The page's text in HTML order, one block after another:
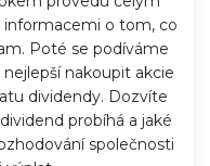
o tom, co
Poté se podíváme
nakoupit akcie
dividendy. Dozvíte
probíhá a jaké
společnosti